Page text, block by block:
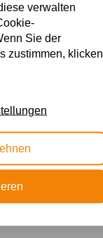
verwalten
Sie der
zustimmen, klicken